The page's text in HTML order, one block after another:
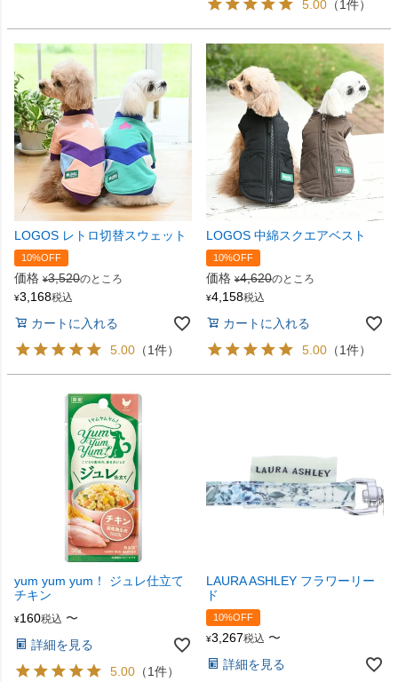
5.00 （1件）
LOGOS レトロ切替スウェット
10%OFF
価格 ¥3,520のところ
¥3,168税込
カートに入れる
5.00 （1件）
LOGOS 中綿スクエアベスト
10%OFF
価格 ¥4,620のところ
¥4,158税込
カートに入れる
5.00 （1件）
yum yum yum！ ジュレ仕立て
チキン
¥160税込 〜
詳細を見る
5.00 （1件）
LAURA ASHLEY フラワーリー
ド
10%OFF
¥3,267税込 〜
詳細を見る